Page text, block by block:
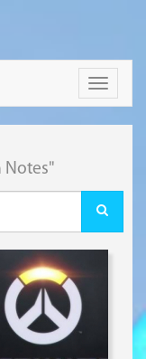
Toggle
Notes"